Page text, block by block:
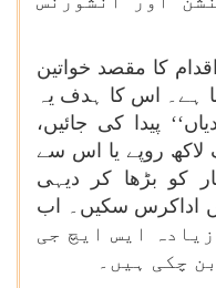
کا مقصد خواتین
ہے۔ اس کا ہدف یہ
پیدا کی جائیں،
لاکھ روپے یا اس سے
کو بڑھا کر دیہی
اداکرس سکیں۔ اب
2 کروڑ سے زیادہ ایس ایچ جی
چکی ہیں۔